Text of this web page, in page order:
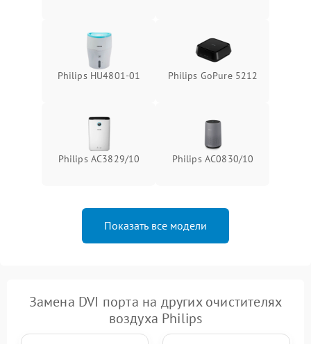
Philips HU4801-01 Philips GoPure 5212
Philips AC3829/10 Philips AC0830/10
Показать все модели
Замена DVI порта на других очистителях
воздуха Philips